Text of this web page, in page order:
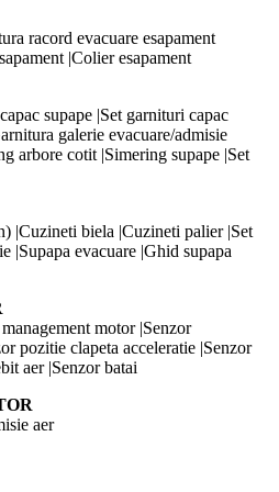
racord evacuare esapament
|Colier esapament
supape |Set garnituri capac
galerie evacuare/admisie
arbore cotit |Simering supape |Set
|Cuzineti biela |Cuzineti palier |Set
|Supapa evacuare |Ghid supapa
motor |Senzor
pozitie clapeta acceleratie |Senzor
aer |Senzor batai
aer